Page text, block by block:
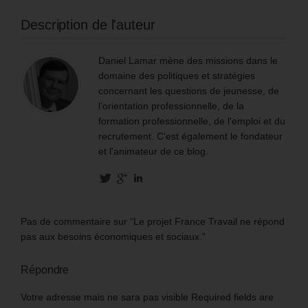
Description de l'auteur
Daniel Lamar mène des missions dans le
domaine des politiques et stratégies
concernant les questions de jeunesse, de
l’orientation professionnelle, de la
formation professionnelle, de l’emploi et du
recrutement. C'est également le fondateur
et l'animateur de ce blog.
Pas de commentaire sur “Le projet France Travail ne répond
pas aux besoins économiques et sociaux.”
Répondre
Votre adresse mais ne sara pas visible Required fields are